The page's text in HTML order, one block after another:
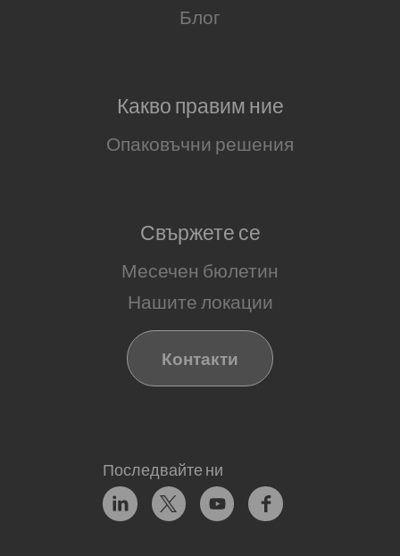
Блог
Какво правим ние
Опаковъчни решения
Свържете се
Месечен бюлетин
Нашите локации
Контакти
Последвайте ни